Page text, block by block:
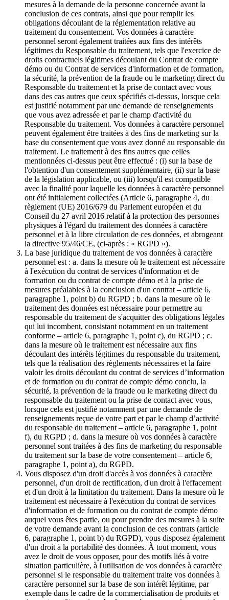
mesures à la demande de la personne concernée avant la
conclusion de ces contrats, ainsi que pour remplir les
obligations découlant de la réglementation relative au
traitement du consentement. Vos données à caractère
personnel seront également traitées aux fins des intérêts
légitimes du Responsable du traitement, tels que l'exercice de
droits contractuels légitimes découlant du Contrat de compte
démo ou du Contrat de services d'information et de formation,
la sécurité, la prévention de la fraude ou le marketing direct du
Responsable du traitement et la prise de contact avec vous
dans des cas autres que ceux spécifiés ci-dessus, lorsque cela
est justifié notamment par une demande de renseignements
que vous avez adressée et par le champ d'activité du
Responsable du traitement. Vos données à caractère personnel
peuvent également être traitées à des fins de marketing sur la
base du consentement que vous avez donné au responsable du
traitement. Le traitement à des fins autres que celles
mentionnées ci-dessus peut être effectué : (i) sur la base de
l'obtention d'un consentement supplémentaire, (ii) sur la base
de la législation applicable, ou (iii) lorsqu'il est compatible
avec la finalité pour laquelle les données à caractère personnel
ont été initialement collectées (Article 6, paragraphe 4, du
règlement (UE) 2016/679 du Parlement européen et du
Conseil du 27 avril 2016 relatif à la protection des personnes
physiques à l'égard du traitement des données à caractère
personnel et à la libre circulation de ces données, et abrogeant
la directive 95/46/CE, (ci-après : « RGPD »).
La base juridique du traitement de vos données à caractère
personnel est : a. dans la mesure où le traitement est nécessaire
à l'exécution du contrat de services d'information et de
formation ou du contrat de compte démo et à la prise de
mesures préalables à la conclusion d'un contrat – article 6,
paragraphe 1, point b) du RGPD ; b. dans la mesure où le
traitement des données est nécessaire pour permettre au
responsable du traitement de s'acquitter des obligations légales
qui lui incombent, consistant notamment en un traitement
conforme – article 6, paragraphe 1, point c), du RGPD ; c.
dans la mesure où le traitement est nécessaire aux fins
découlant des intérêts légitimes du responsable du traitement,
tels que la réalisation des règlements nécessaires et la faire
valoir les droits découlant du contrat de services d’information
et de formation ou du contrat de compte démo conclu, la
sécurité, la prévention de la fraude ou le marketing direct du
responsable du traitement ou la prise de contact avec vous,
lorsque cela est justifié notamment par une demande de
renseignements reçue de votre part et par le champ d’activité
du responsable du traitement – article 6, paragraphe 1, point
f), du RGPD ; d. dans la mesure où vos données à caractère
personnel sont traitées à des fins de marketing du responsable
du traitement sur la base de votre consentement – article 6,
paragraphe 1, point a), du RGPD.
Vous disposez d'un droit d'accès à vos données à caractère
personnel, d'un droit de rectification, d'un droit à l'effacement
et d'un droit à la limitation du traitement. Dans la mesure où le
traitement est nécessaire à l'exécution du contrat de services
d'information et de formation ou du contrat de compte démo
auquel vous êtes partie, ou pour prendre des mesures à la suite
de votre demande avant la conclusion de ces contrats (article
6, paragraphe 1, point b) du RGPD), vous disposez également
d'un droit à la portabilité des données. À tout moment, vous
avez le droit de vous opposer, pour des motifs liés à votre
situation particulière, à l'utilisation de vos données à caractère
personnel si le responsable du traitement traite vos données à
caractère personnel sur la base de son intérêt légitime, par
exemple dans le cadre de la commercialisation de produits et